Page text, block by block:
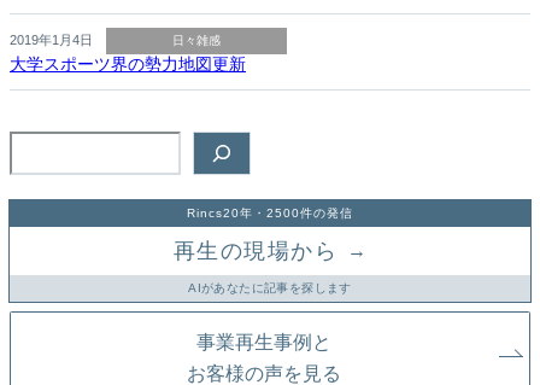
2019年1月4日 日々雑感
大学スポーツ界の勢力地図更新
Rincs20年・2500件の発信
再生の現場から →
AIがあなたに記事を探します
事業再生事例と
お客様の声を見る